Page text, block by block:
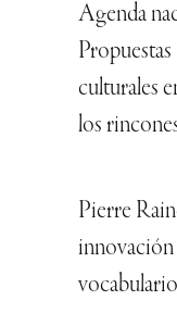
Agenda
Propuestas
culturales
los
Pierre